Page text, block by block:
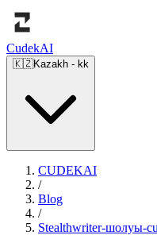
CudekAI
🇰🇿Kazakh - kk
CUDEKAI
/
Blog
/
Stealthwriter-шолуы-